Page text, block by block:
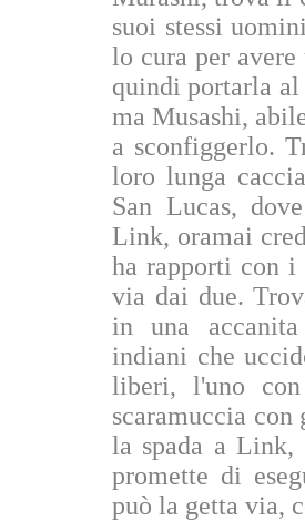
suoi stessi
lo cura per
quindi portarla
ma Musashi,
a sconfiggerlo.
loro lunga
San Lucas,
Link, oramai
ha rapporti con i
via dai due.
in una
indiani che
liberi, l'uno
scaramuccia
la spada a Link,
promette di
può la getta via,